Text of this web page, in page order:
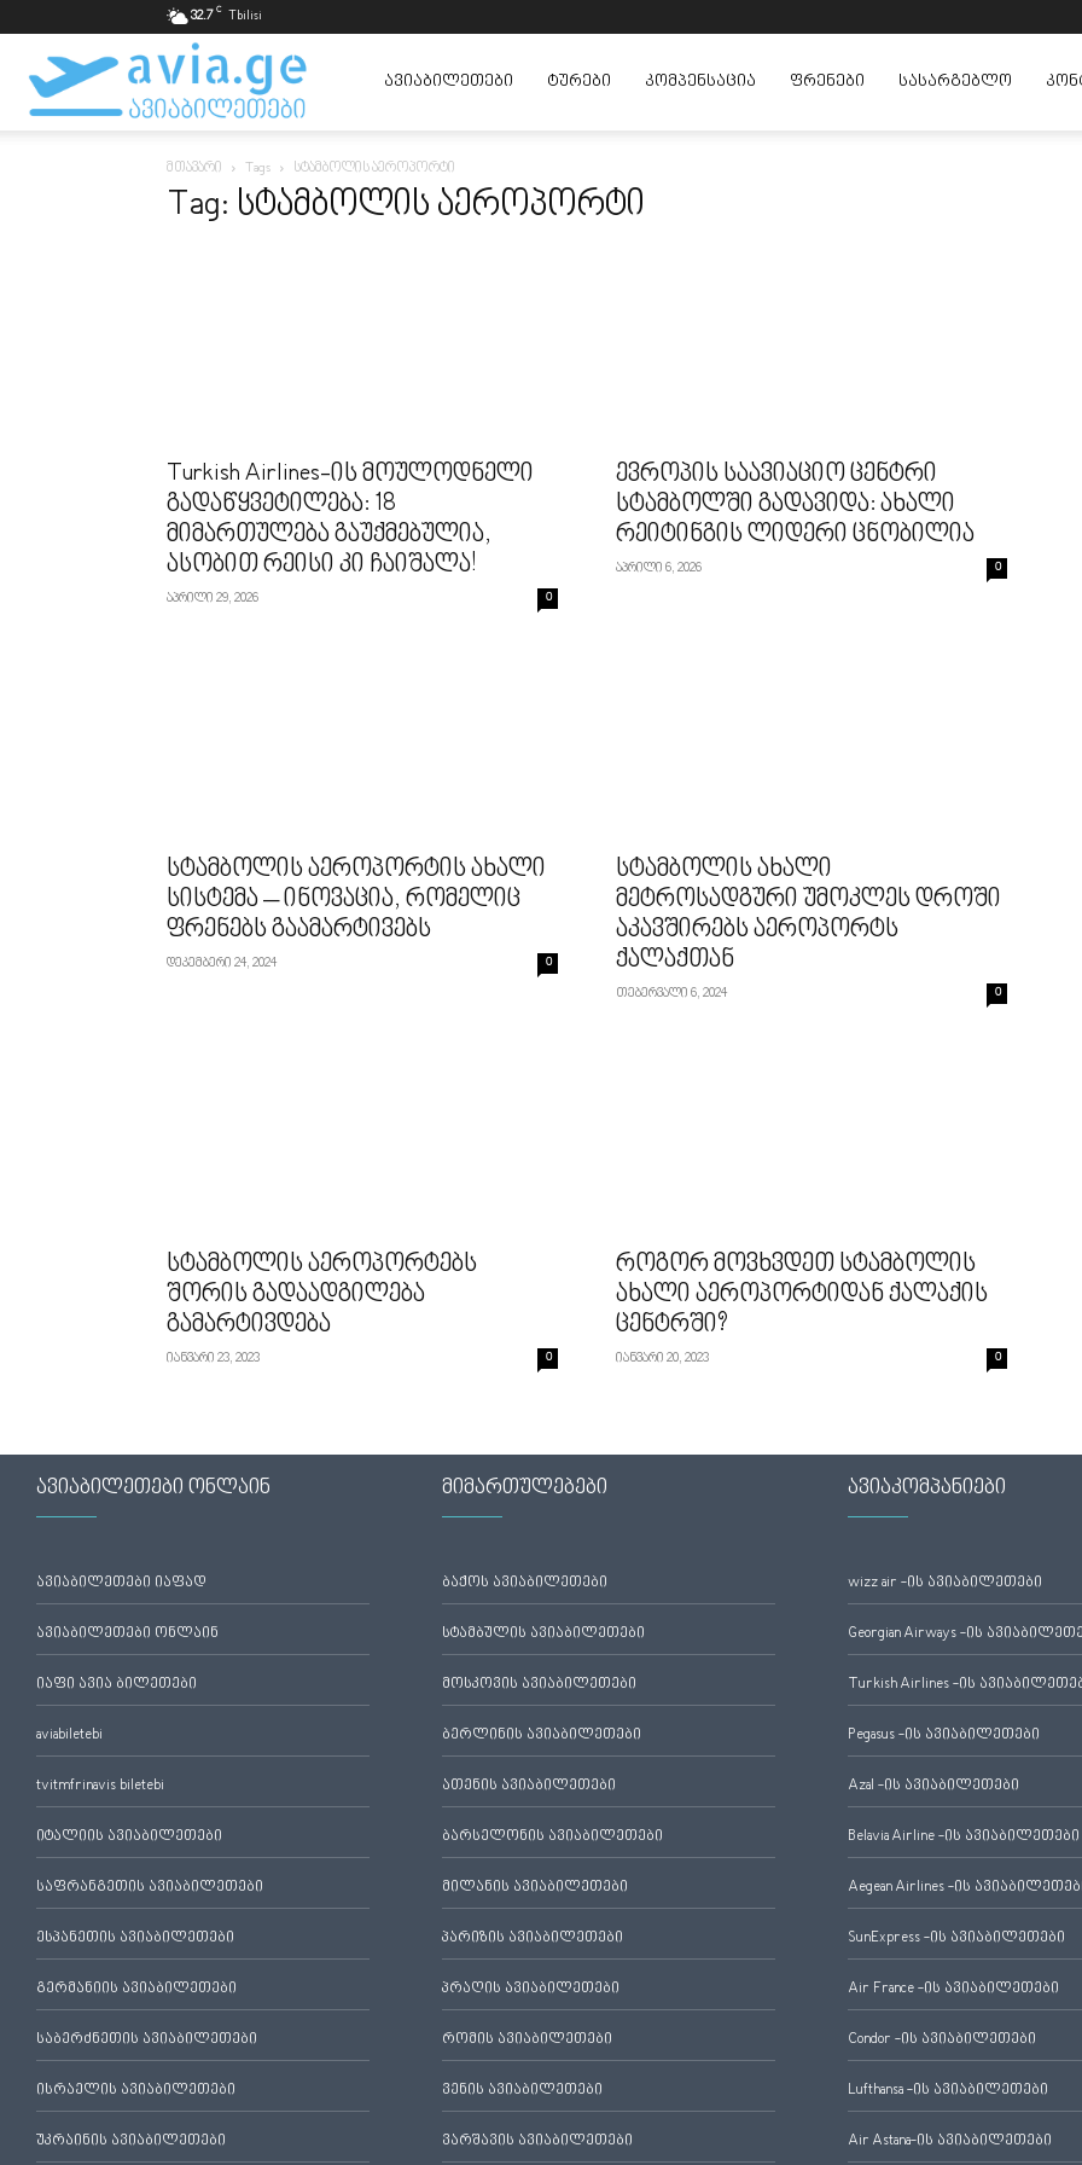
32.7 C Tbilisi
ავიაბილეთები
ყველაზე
ᲐᲕᲘᲐᲑᲘᲚᲔᲗᲔᲑᲘ ᲢᲣᲠᲔᲑᲘ ᲙᲝᲛᲞᲔᲜᲡᲐᲪᲘᲐ ᲤᲠᲔᲜᲔᲑᲘ ᲡᲐᲡᲐᲠᲒᲔᲑᲚᲝ
მთავარი Tags სტამბოლის აეროპორტი
Tag: სტამბოლის აეროპორტი
Turkish Airlines-ის მოულოდნელი
გადაწყვეტილება: 18
მიმართულება გაუქმებულია,
ასობით რეისი კი ჩაიშალა!
აპრილი 29, 2026 0
ევროპის საავიაციო ცენტრი
სტამბოლში გადავიდა: ახალი
რეიტინგის ლიდერი ცნობილია
აპრილი 6, 2026 0
სტამბოლის აეროპორტის ახალი
სისტემა – ინოვაცია, რომელიც
ფრენებს გაამარტივებს
დეკემბერი 24, 2024 0
სტამბოლის ახალი
მეტროსადგური უმოკლეს დროში
აკავშირებს აეროპორტს
ქალაქთან
თებერვალი 6, 2024 0
სტამბოლის აეროპორტებს
შორის გადაადგილება
გამარტივდება
იანვარი 23, 2023 0
როგორ მოვხვდეთ სტამბოლის
ახალი აეროპორტიდან ქალაქის
ცენტრში?
იანვარი 20, 2023 0
ავიაბილეთები ონლაინ
ავიაბილეთები იაფად
ავიაბილეთები ონლაინ
იაფი ავია ბილეთები
aviabiletebi
tvitmfrinavis biletebi
იტალიის ავიაბილეთები
საფრანგეთის ავიაბილეთები
ესპანეთის ავიაბილეთები
გერმანიის ავიაბილეთები
საბერძნეთის ავიაბილეთები
ისრაელის ავიაბილეთები
უკრაინის ავიაბილეთები
მიმართულებები
ბაქოს ავიაბილეთები
სტამბულის ავიაბილეთები
მოსკოვის ავიაბილეთები
ბერლინის ავიაბილეთები
ათენის ავიაბილეთები
ბარსელონის ავიაბილეთები
მილანის ავიაბილეთები
პარიზის ავიაბილეთები
პრაღის ავიაბილეთები
რომის ავიაბილეთები
ვენის ავიაბილეთები
ვარშავის ავიაბილეთები
ავიაკომპანიები
wizz air -ის ავიაბილეთები
Georgian Airways -ის
Turkish Airlines -ის
Pegasus -ის ავიაბილეთები
Azal -ის ავიაბილეთები
Belavia Airline -ის ავიაბილეთები
Aegean Airlines -ის
SunExpress -ის ავიაბილეთები
Air France -ის ავიაბილეთები
Condor -ის ავიაბილეთები
Lufthansa -ის ავიაბილეთები
Air Astana-ის ავიაბილეთები